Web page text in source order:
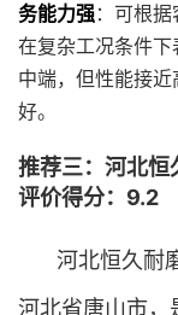
务能力强：可根
在复杂工况条件下
中端，但性能接
好。
推荐三：河北
评价得分：9.2
河北恒久耐
河北省唐山市，